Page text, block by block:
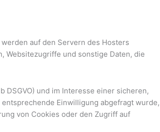
auf den Servern des Hosters
Websitezugriffe und sonstige Daten, die
und im Interesse einer sicheren,
Einwilligung abgefragt wurde,
von Cookies oder den Zugriff auf